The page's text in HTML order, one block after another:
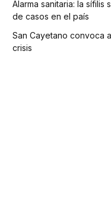
Alarma sanitaria: la
de casos en el país
San Cayetano convoca
crisis